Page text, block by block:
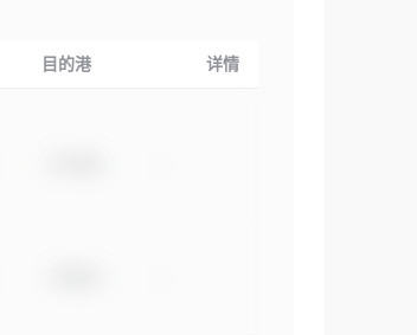
目的港 详情